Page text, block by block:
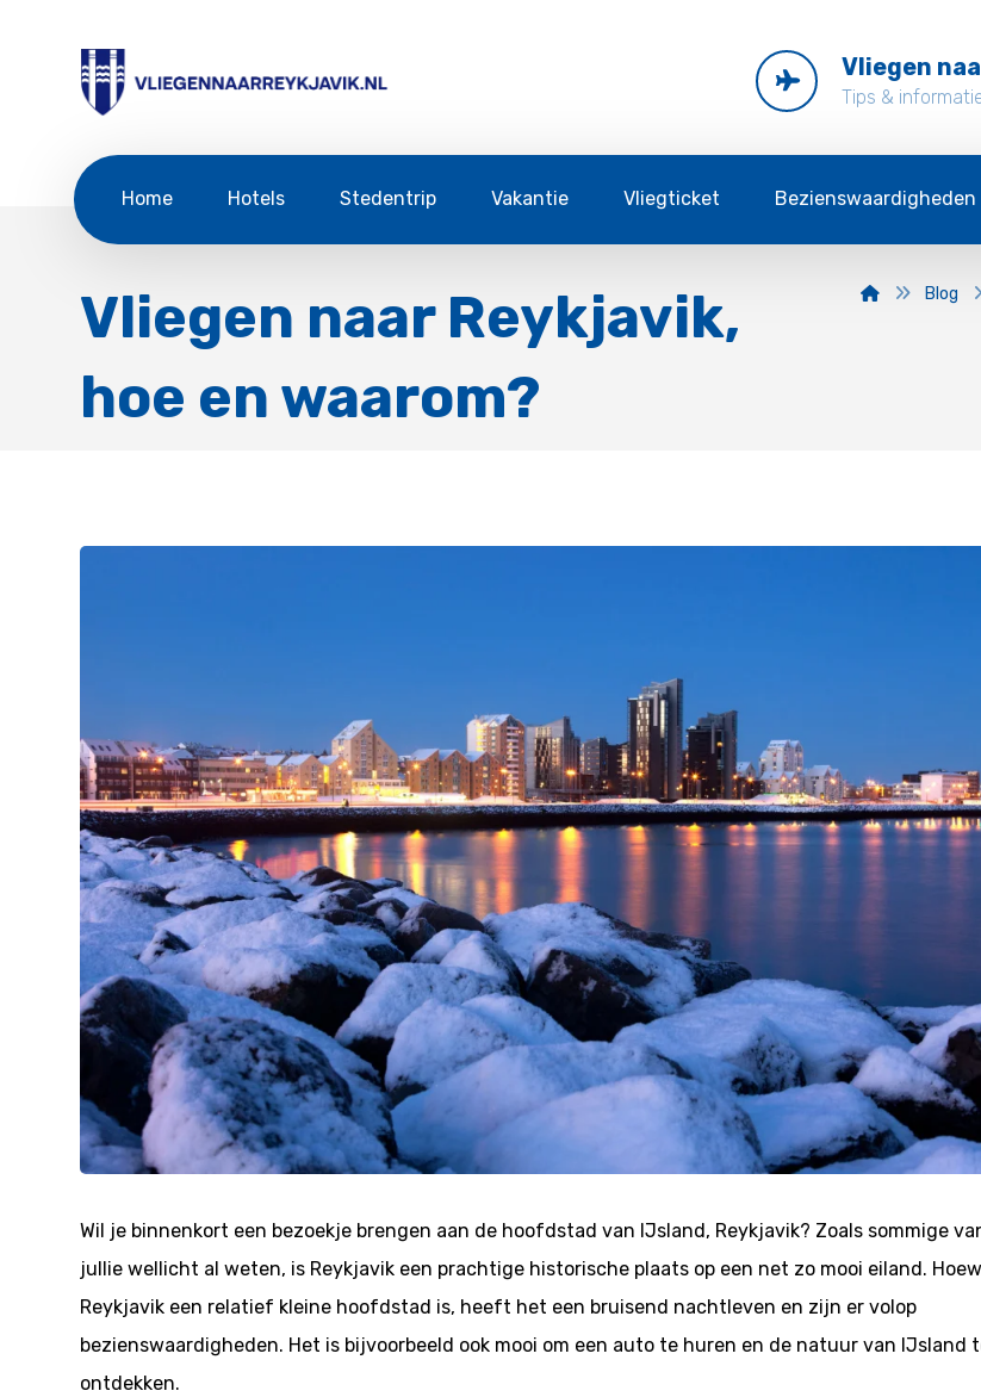
Vliegen
Tips &
Home Hotels Stedentrip Vakantie Vliegticket Bezienswaardigheden
Vliegen naar Reykjavik,
hoe en waarom?
Blog
Wil je binnenkort een bezoekje brengen aan de hoofdstad van IJsland, Reykjavik? Zoals sommige
jullie wellicht al weten, is Reykjavik een prachtige historische plaats op een net zo mooi eiland.
Reykjavik een relatief kleine hoofdstad is, heeft het een bruisend nachtleven en zijn er volop
bezienswaardigheden. Het is bijvoorbeeld ook mooi om een auto te huren en de natuur van IJsland
ontdekken.